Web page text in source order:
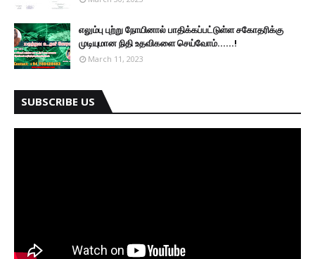
எலும்பு புற்று நோயினால் பாதிக்கப்பட்டுள்ள சகோதரிக்கு
முடியுமான நிதி உதவிகளை செய்வோம்......!
March 11, 2023
SUBSCRIBE US